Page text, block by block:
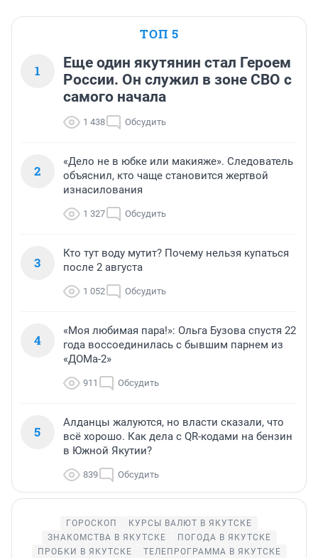
ТОП 5
1
Еще один якутянин стал Героем
России. Он служил в зоне СВО с
самого начала
1 438 Обсудить
2
«Дело не в юбке или макияже». Следователь
объяснил, кто чаще становится жертвой
изнасилования
1 327 Обсудить
3
Кто тут воду мутит? Почему нельзя купаться
после 2 августа
1 052 Обсудить
4
«Моя любимая пара!»: Ольга Бузова спустя 22
года воссоединилась с бывшим парнем из
«ДОМа-2»
911 Обсудить
5
Алданцы жалуются, но власти сказали, что
всё хорошо. Как дела с QR-кодами на бензин
в Южной Якутии?
839 Обсудить
ГОРОСКОП
КУРСЫ ВАЛЮТ В ЯКУТСКЕ
ЗНАКОМСТВА В ЯКУТСКЕ
ПОГОДА В ЯКУТСКЕ
ПРОБКИ В ЯКУТСКЕ
ТЕЛЕПРОГРАММА В ЯКУТСКЕ